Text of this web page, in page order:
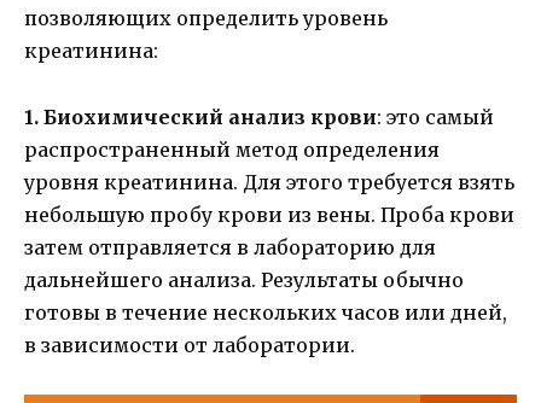
позволяющих определить уровень
креатинина:
1. Биохимический анализ крови: это самый
распространенный метод определения
уровня креатинина. Для этого требуется взять
небольшую пробу крови из вены. Проба крови
затем отправляется в лабораторию для
дальнейшего анализа. Результаты обычно
готовы в течение нескольких часов или дней,
в зависимости от лаборатории.